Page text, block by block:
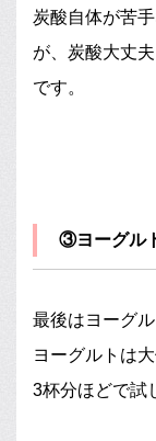
炭酸自体が苦
が、炭酸大丈
です。
③ヨーグル
最後はヨーグ
ヨーグルトは
3杯分ほどで試